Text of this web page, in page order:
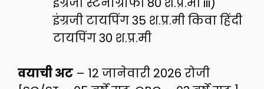
इंग्रजी टायपिंग 35 श.प्र.मी किवा हिंदी
टायपिंग 30 श.प्र.मी
वयाची अट – 12 जानेवारी 2026 रोजी